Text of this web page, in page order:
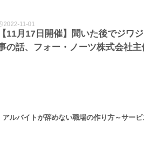
2022-11-01
【11月17日開催】聞いた後でジワ
の話、フォー・ノーツ株式会社主
アルバイトが辞めない職場の作り方～サー